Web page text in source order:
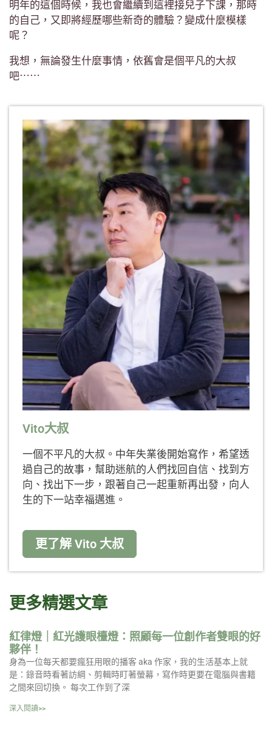
明年的這個時候，我也會繼續到這裡接兒子下課，那時
的自己，又即將經歷哪些新奇的體驗？變成什麼模樣
呢？
我想，無論發生什麼事情，依舊會是個平凡的大叔
吧⋯⋯
Vito大叔
一個不平凡的大叔。中年失業後開始寫作，希望透
過自己的故事，幫助迷航的人們找回自信、找到方
向、找出下一步，跟著自己一起重新再出發，向人
生的下一站幸福邁進。
更了解 Vito 大叔
更多精選文章
紅律燈｜紅光護眼檯燈：照顧每一位創作者雙眼的好
夥伴！
身為一位每天都要瘋狂用眼的播客 aka 作家，我的生活基本上就
是：錄音時看著訪綱、剪輯時盯著螢幕，寫作時更要在電腦與書籍
之間來回切換。 每次工作到了深
深入閱讀>>